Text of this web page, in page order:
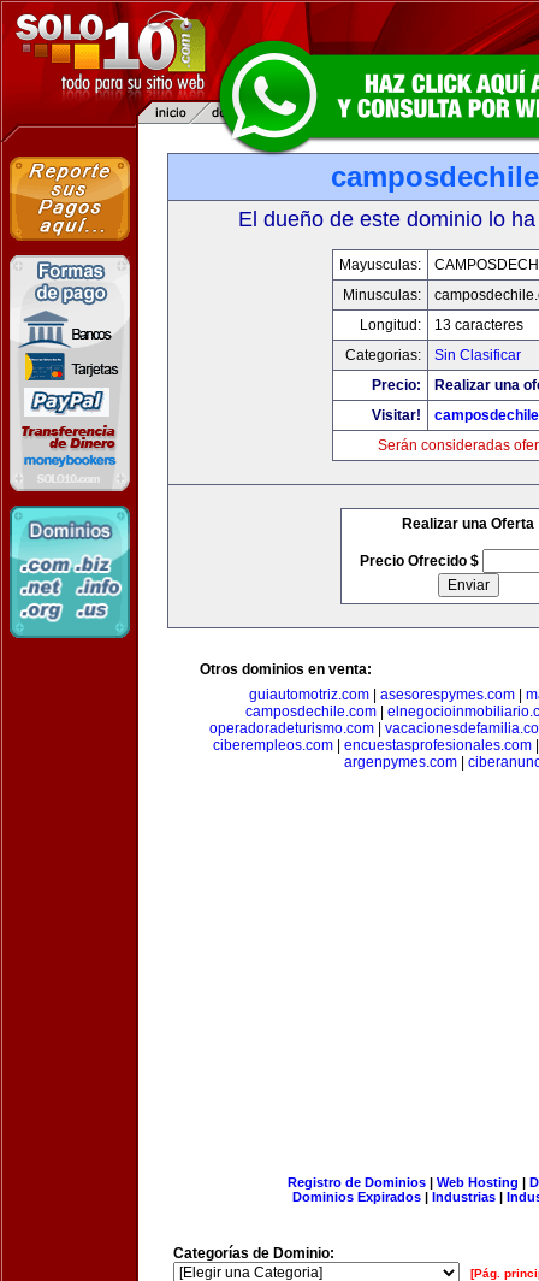
El dueño de este dominio lo
Mayusculas:
Minusculas:
Longitud:
13 caracteres
Categorias:
Sin Clasificar
Precio:
Realizar una
Visitar!
Serán consideradas
Realizar una Oferta
Precio Ofrecido $
Otros dominios en venta:
guiautomotriz.com
asesorespymes.com
camposdechile.com
operadoradeturismo.com
ciberempleos.com
encuestasprofesionales.com
argenpymes.com
Registro de Dominios| Web Hosting |
Dominios Expirados | Industrias |
Categorías de Dominio:
[Pág.